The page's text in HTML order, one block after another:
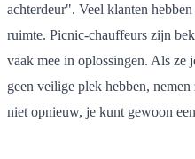
achterdeur". Veel klanten
ruimte. Picnic-chauffeurs zijn
vaak mee in oplossingen. Als ze
geen veilige plek hebben,
niet opnieuw, je kunt gewoon